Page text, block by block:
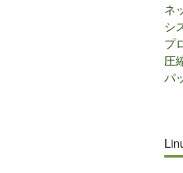
ネ
シ
プ
圧
パ